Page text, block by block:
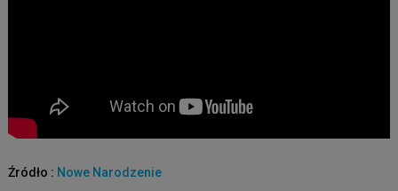
Źródło : Nowe Narodzenie